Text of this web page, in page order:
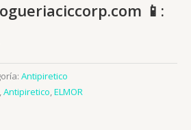
📱:
Antipiretico
,Antipiretico,ELMOR